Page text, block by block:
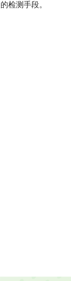
检测手段。